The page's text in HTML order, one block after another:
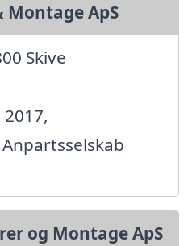
Montage ApS
Skive
og Montage ApS